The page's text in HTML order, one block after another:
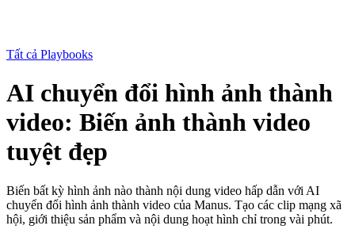
Tất cả Playbooks
AI chuyển đổi hình ảnh thành
video: Biến ảnh thành video
tuyệt đẹp
Biến bất kỳ hình ảnh nào thành nội dung video hấp dẫn với AI
chuyển đổi hình ảnh thành video của Manus. Tạo các clip mạng xã
hội, giới thiệu sản phẩm và nội dung hoạt hình chỉ trong vài phút.